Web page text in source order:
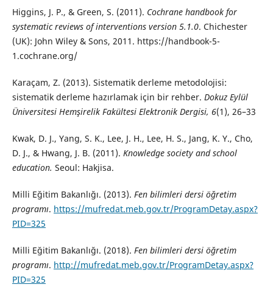
Higgins, J. P., & Green, S. (2011). Cochrane handbook for
systematic reviews of interventions version 5.1.0. Chichester
(UK): John Wiley & Sons, 2011. https://handbook-5-
1.cochrane.org/
Karaçam, Z. (2013). Sistematik derleme metodolojisi:
sistematik derleme hazırlamak için bir rehber. Dokuz Eylül
Üniversitesi Hemşirelik Fakültesi Elektronik Dergisi, 6(1), 26–33
Kwak, D. J., Yang, S. K., Lee, J. H., Lee, H. S., Jang, K. Y., Cho,
D. J., & Hwang, J. B. (2011). Knowledge society and school
education. Seoul: Hakjisa.
Milli Eğitim Bakanlığı. (2013). Fen bilimleri dersi öğretim
programı. https://mufredat.meb.gov.tr/ProgramDetay.aspx?
PID=325
Milli Eğitim Bakanlığı. (2018). Fen bilimleri dersi öğretim
programı. http://mufredat.meb.gov.tr/ProgramDetay.aspx?
PID=325